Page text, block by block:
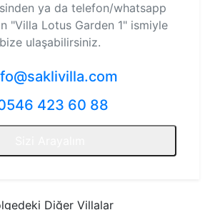
ya da telefon/whatsapp
"Villa Lotus Garden 1" ismiyle
bize ulaşabilirsiniz.
423 60 88
Diğer Villalar